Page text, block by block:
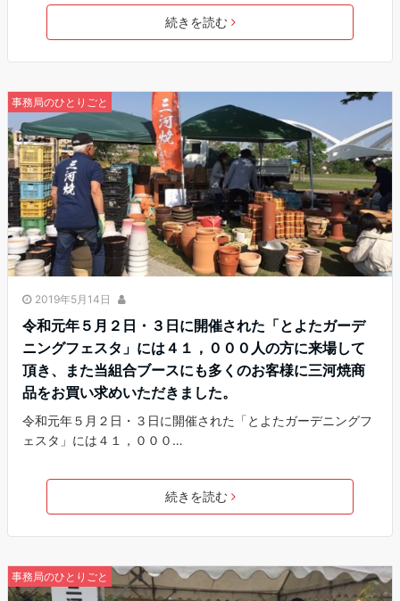
続きを読む
事務局のひとりごと
2019年5月14日
令和元年５月２日・３日に開催された「とよたガーデ
ニングフェスタ」には４１，０００人の方に来場して
頂き、また当組合ブースにも多くのお客様に三河焼商
品をお買い求めいただきました。
令和元年５月２日・３日に開催された「とよたガーデニングフ
ェスタ」には４１，０００…
続きを読む
事務局のひとりごと